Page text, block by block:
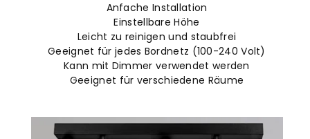
Anfache Installation
Einstellbare Höhe
Leicht zu reinigen und staubfrei
Geeignet für jedes Bordnetz (100-240 Volt)
Kann mit Dimmer verwendet werden
Geeignet für verschiedene Räume